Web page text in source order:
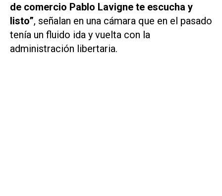
de comercio Pablo Lavigne te escucha y
listo”, señalan en una cámara que en el pasado
tenía un fluido ida y vuelta con la
administración libertaria.